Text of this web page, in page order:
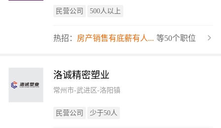
民营公司 500人以上
热招： 房产销售有底薪有人... 等50个职位
洛诚精密塑业
常州市-武进区-洛阳镇
民营公司 少于50人